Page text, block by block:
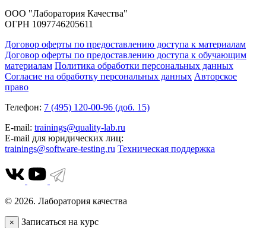
ООО "Лаборатория Качества"
ОГРН 1097746205611
Договор оферты по предоставлению доступа к материалам
Договор оферты по предоставлению доступа к обучающим
материалам Политика обработки персональных данных
Согласие на обработку персональных данных Авторское
право
Телефон: 7 (495) 120-00-96 (доб. 15)
E-mail: trainings@quality-lab.ru
E-mail для юридических лиц:
trainings@software-testing.ru Техническая поддержка
© 2026. Лаборатория качества
× Записаться на курс